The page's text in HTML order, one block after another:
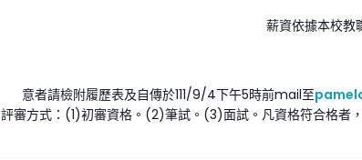
薪資依據本校教
意者請檢附履歷表及自傳於111/9/4下午5時前mail至
評審方式：(1)初審資格。(2)筆試。(3)面試。凡資格符合格者